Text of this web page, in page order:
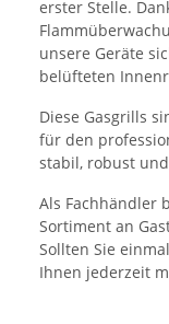
erster Stelle.
unsere Geräte
belüfteten
Diese Gasgrills
für den
stabil, robust
Als Fachhändler
Sortiment an
Sollten Sie
Ihnen jederzeit